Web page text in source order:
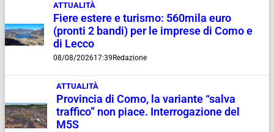
ATTUALITÀ
Fiere estere e turismo: 560mila euro
(pronti 2 bandi) per le imprese di Como e
di Lecco
08/08/202617:39 Redazione
ATTUALITÀ
Provincia di Como, la variante “salva
traffico” non piace. Interrogazione del
M5S